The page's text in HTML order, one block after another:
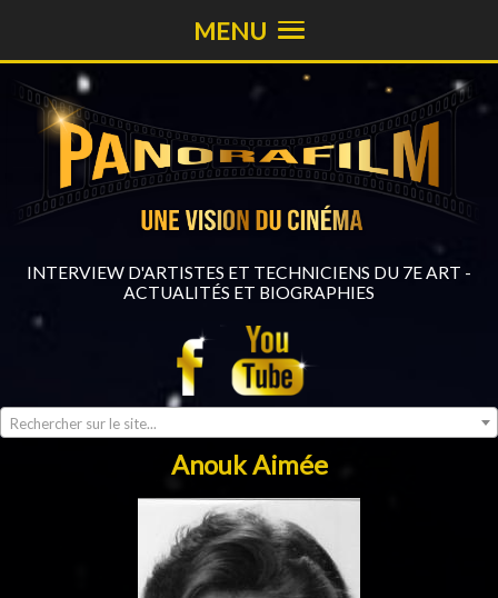
INTERVIEW D'ARTISTES ET TECHNICIENS DU 7E ART -
ACTUALITÉS ET BIOGRAPHIES
Rechercher sur le site...
MENU
Anouk Aimée